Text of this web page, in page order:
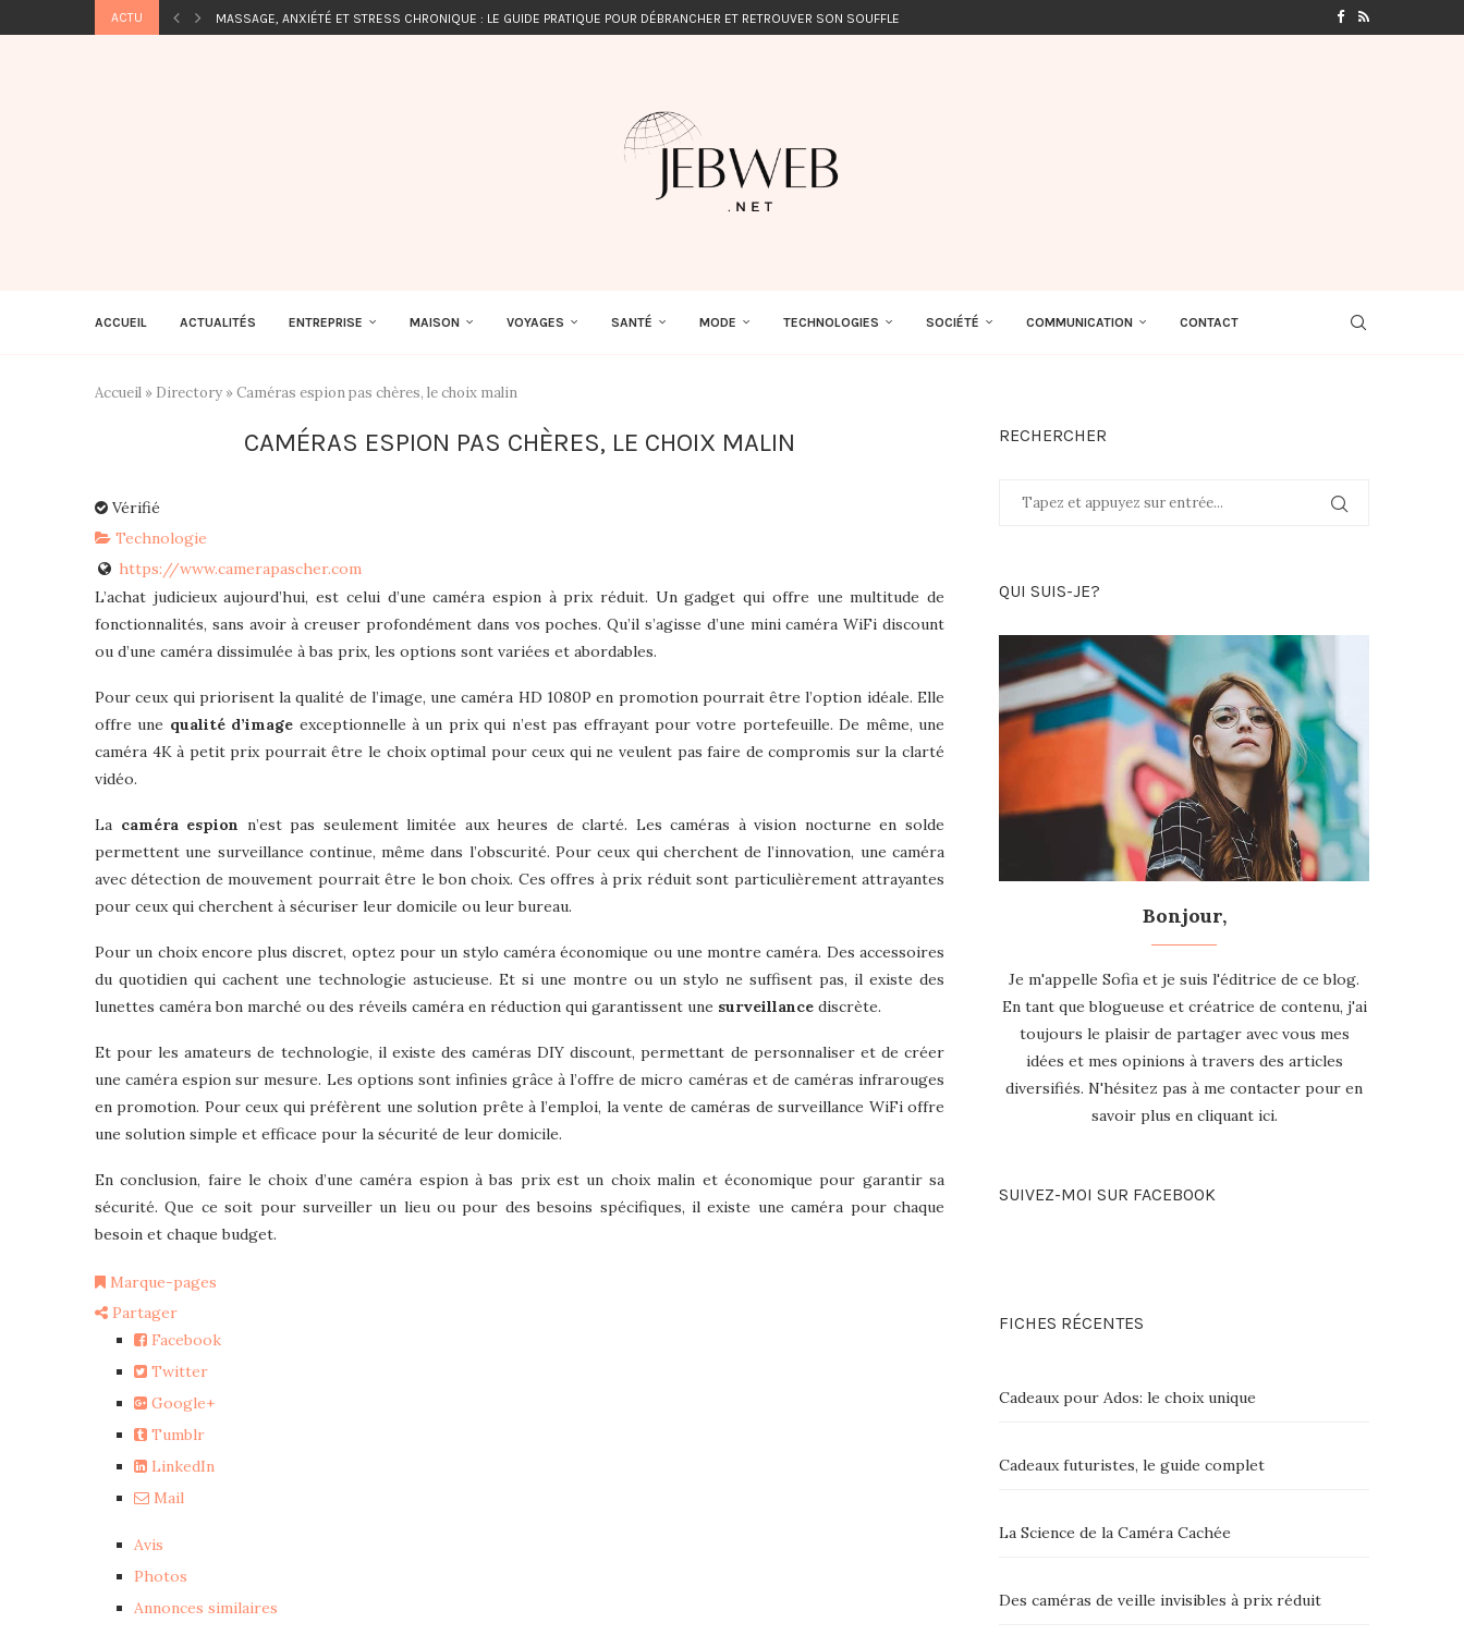
ACTU MASSAGE, ANXIÉTÉ ET STRESS CHRONIQUE : LE GUIDE PRATIQUE POUR DÉBRANCHER ET RETROUVER SON SOUFFLE
ACCUEIL ACTUALITÉS ENTREPRISE MAISON VOYAGES SANTÉ MODE TECHNOLOGIES SOCIÉTÉ COMMUNICATION CONTACT
Accueil » Directory »Caméras espion pas chères, le choix malin
CAMÉRAS ESPION PAS CHÈRES, LE CHOIX MALIN
Vérifié
Technologie
https://www.camerapascher.com
L’achat judicieux aujourd’hui, est celui d’une caméra espion à prix réduit. Un gadget qui offre une multitude de
fonctionnalités, sans avoir à creuser profondément dans vos poches. Qu’il s’agisse d’une mini caméra WiFi discount
ou d’une caméra dissimulée à bas prix, les options sont variées et abordables.
Pour ceux qui priorisent la qualité de l’image, une caméra HD 1080P en promotion pourrait être l’option idéale. Elle
offre une qualité d’image exceptionnelle à un prix qui n’est pas effrayant pour votre portefeuille. De même, une
caméra 4K à petit prix pourrait être le choix optimal pour ceux qui ne veulent pas faire de compromis sur la clarté
vidéo.
La caméra espion n’est pas seulement limitée aux heures de clarté. Les caméras à vision nocturne en solde
permettent une surveillance continue, même dans l’obscurité. Pour ceux qui cherchent de l’innovation, une caméra
avec détection de mouvement pourrait être le bon choix. Ces offres à prix réduit sont particulièrement attrayantes
pour ceux qui cherchent à sécuriser leur domicile ou leur bureau.
Pour un choix encore plus discret, optez pour un stylo caméra économique ou une montre caméra. Des accessoires
du quotidien qui cachent une technologie astucieuse. Et si une montre ou un stylo ne suffisent pas, il existe des
lunettes caméra bon marché ou des réveils caméra en réduction qui garantissent une surveillance discrète.
Et pour les amateurs de technologie, il existe des caméras DIY discount, permettant de personnaliser et de créer
une caméra espion sur mesure. Les options sont infinies grâce à l’offre de micro caméras et de caméras infrarouges
en promotion. Pour ceux qui préfèrent une solution prête à l’emploi, la vente de caméras de surveillance WiFi offre
une solution simple et efficace pour la sécurité de leur domicile.
En conclusion, faire le choix d’une caméra espion à bas prix est un choix malin et économique pour garantir sa
sécurité. Que ce soit pour surveiller un lieu ou pour des besoins spécifiques, il existe une caméra pour chaque
besoin et chaque budget.
Marque-pages
Partager
Facebook
Twitter
Google+
Tumblr
LinkedIn
Mail
Avis
Photos
Annonces similaires
RECHERCHER
QUI SUIS-JE?
Bonjour,
Je m'appelle Sofia et je suis l'éditrice de ce blog.
En tant que blogueuse et créatrice de contenu, j'ai
toujours le plaisir de partager avec vous mes
idées et mes opinions à travers des articles
diversifiés. N'hésitez pas à me contacter pour en
savoir plus en cliquant ici.
SUIVEZ-MOI SUR FACEBOOK
FICHES RÉCENTES
Cadeaux pour Ados: le choix unique
Cadeaux futuristes, le guide complet
La Science de la Caméra Cachée
Des caméras de veille invisibles à prix réduit